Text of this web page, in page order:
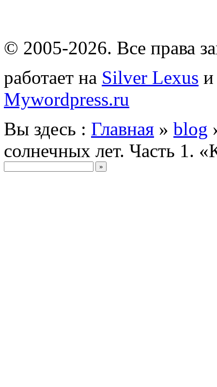
© 2005-2026. Все права
работает на Silver Lexus
Mywordpress.ru
Вы здесь : Главная » blog
солнечных лет. Часть 1.